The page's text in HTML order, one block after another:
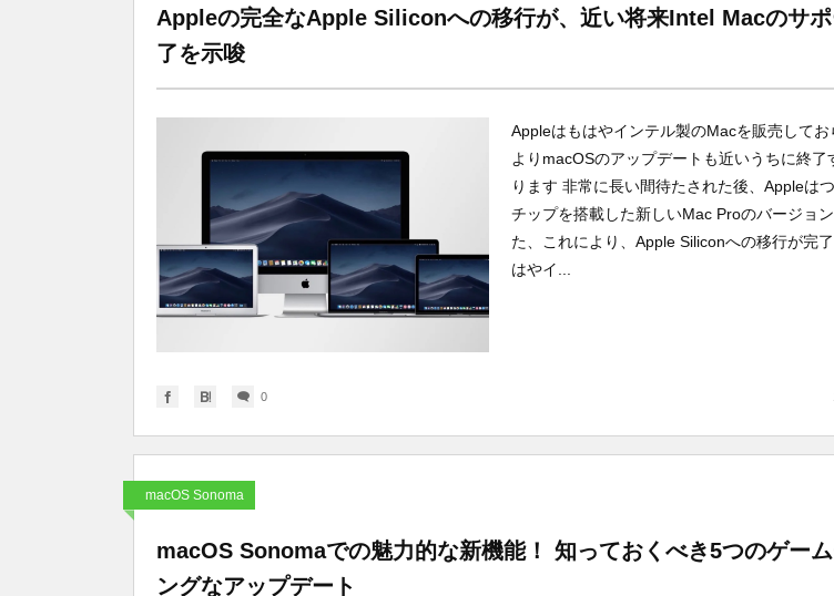
Appleの完全なApple Siliconへの移行が、近い将来Intel Macのサ
了を示唆
Appleはもはやインテル製のMacを販売してお
よりmacOSのアップデートも近いうちに終了
ります 非常に長い間待たされた後、Appleは
チップを搭載した新しいMac Proのバージョ
た、これにより、Apple Siliconへの移行が完
はやイ...
0
macOS Sonoma
macOS Sonomaでの魅力的な新機能！ 知っておくべき5つのゲー
ングなアップデート